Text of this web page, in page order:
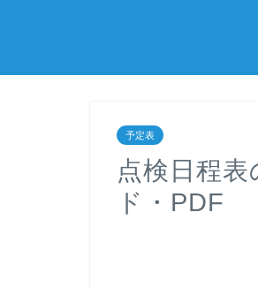
予定表
点検日程
ド・PDF